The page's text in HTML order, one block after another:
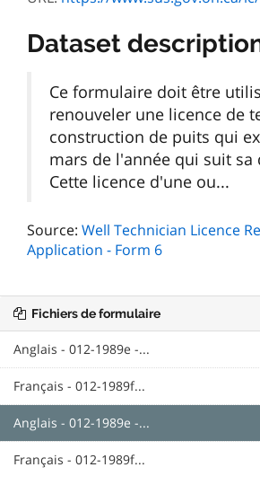
Dataset
Ce formulaire doit être
renouveler une licence de
construction de puits qui
mars de l'année qui suit sa
Cette licence d'une ou...
Source: Well Technician Licence
Application - Form 6
Fichiers de formulaire
Anglais - 012-1989e -...
Français - 012-1989f...
Anglais - 012-1989e -...
Français - 012-1989f...